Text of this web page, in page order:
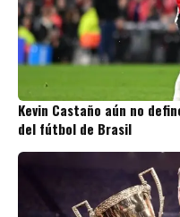
Kevin Castaño aún no
del fútbol de Brasil